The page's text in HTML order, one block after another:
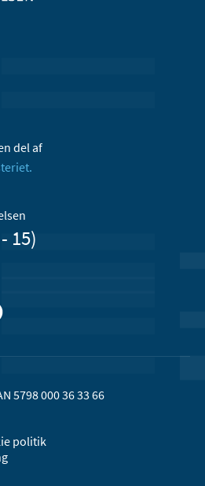
del af
15)
5798 000 36 33 66
politik